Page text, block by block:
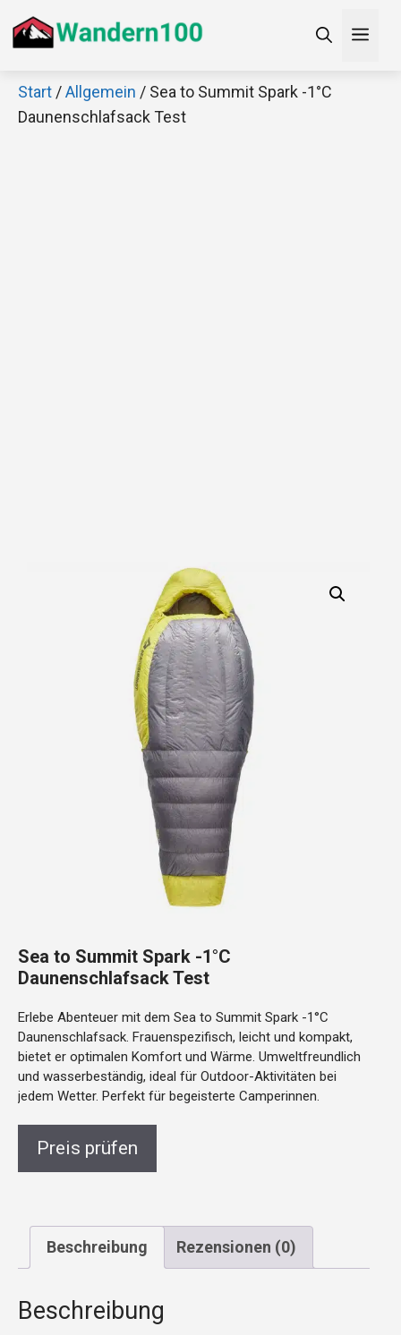
Inhalt
Start /Allgemein / Sea to Summit Spark -1°C
Daunenschlafsack Test
Sea to Summit Spark -1°C
Daunenschlafsack Test
Erlebe Abenteuer mit dem Sea to Summit Spark -1°C
Daunenschlafsack. Frauenspezifisch, leicht und kompakt,
bietet er optimalen Komfort und Wärme. Umweltfreundlich
und wasserbeständig, ideal für Outdoor-Aktivitäten bei
jedem Wetter. Perfekt für begeisterte Camperinnen.
Preis prüfen
Beschreibung Rezensionen (0)
Beschreibung
Decathlon Sale